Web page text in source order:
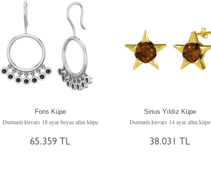
Fons Küpe
Dumanlı kuvars 18 ayar beyaz altın küpe
65.359 TL
Sirius Yıldız Küpe
Dumanlı kuvars 14 ayar altın küpe
38.031 TL